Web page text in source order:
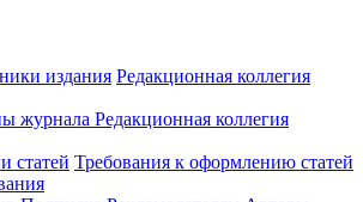
издания Редакционная коллегия
журнала Редакционная коллегия
статей Требования к оформлению статей